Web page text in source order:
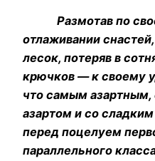
Размотав по
отлаживании
лесок, потеряв в
крючков — к своему
что самым
азартом и со
перед поцелуем
параллельного